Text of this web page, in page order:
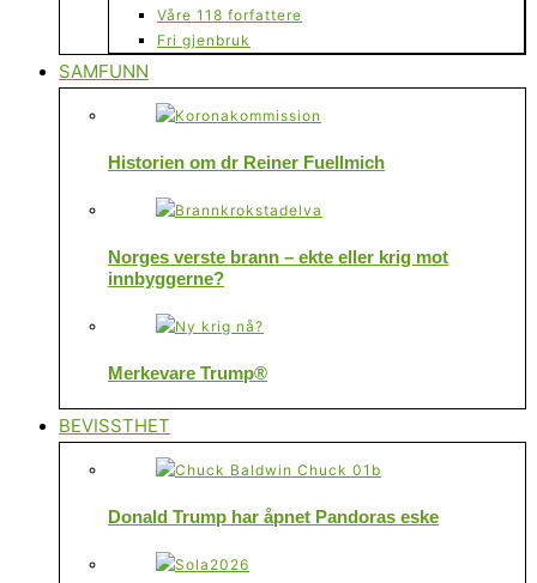
Våre 118 forfattere
Fri gjenbruk
SAMFUNN
Historien om dr Reiner Fuellmich
Norges verste brann – ekte eller krig mot
innbyggerne?
Merkevare Trump®
BEVISSTHET
Donald Trump har åpnet Pandoras eske